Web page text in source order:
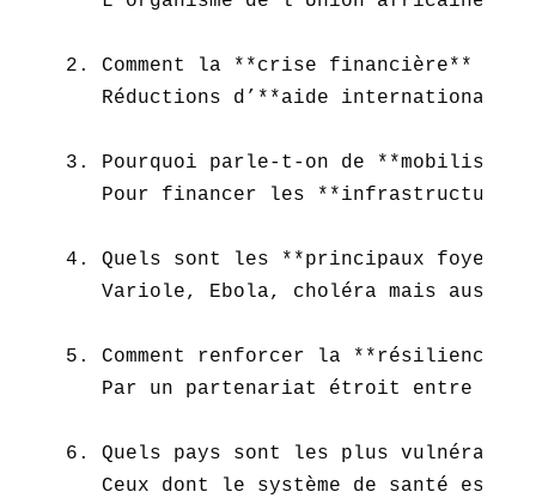
2. Comment la **crise financière**
Réductions d’**aide
3. Pourquoi parle-t-on de
Pour financer les **infrastructures
4. Quels sont les **principaux foyers
Variole, Ebola, choléra mais aussi
5. Comment renforcer la **résilience
Par un partenariat étroit entre
6. Quels pays sont les plus
Ceux dont le système de santé est